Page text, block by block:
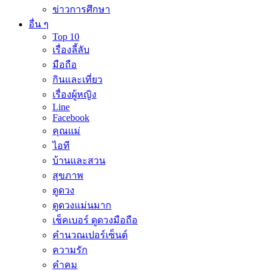
ข่าวการศึกษา
อื่น ๆ
Top 10
เรื่องลี้ลับ
มือถือ
กินและเที่ยว
เรื่องผู้หญิง
Line
Facebook
คุณแม่
ไอที
บ้านและสวน
สุขภาพ
ดูดวง
ดูดวงแม่นมาก
เช็คเบอร์ ดูดวงมือถือ
คำนวณเปอร์เซ็นต์
ความรัก
คำคม